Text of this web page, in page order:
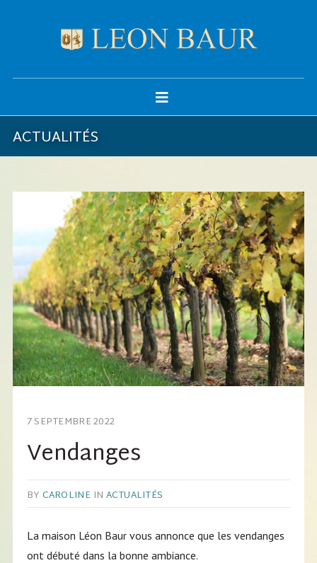
ACTUALITÉS
7 SEPTEMBRE 2022
Vendanges
BY CAROLINE IN ACTUALITÉS
La maison Léon Baur vous annonce que les vendanges
ont débuté dans la bonne ambiance.